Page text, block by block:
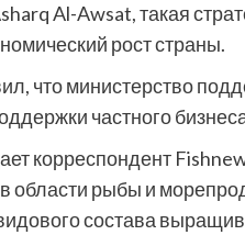
Al-Awsat, такая
рост страны.
что министерство
частного
корреспондент
области рыбы и
состава